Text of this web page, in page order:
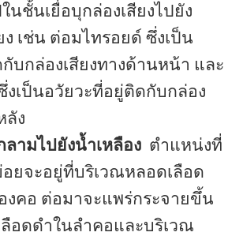
นชั้นเยื่อบุกล่องเสียงไปยัง
ง เช่น ต่อมไทรอยด์ ซึ่งเป็น
บกล่องเสียงทางด้านหน้า และ
งเป็นอวัยวะที่อยู่ติดกับกล่อง
ลัง
ลามไปยังน้ำเหลือง ตำแหน่งที่
ยจะอยู่ที่บริเวณหลอดเลือด
คอ ต่อมาจะแพร่กระจายขึ้น
อดดำในลำคอและบริเวณ